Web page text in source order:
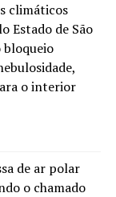
climáticos
Estado de São
bloqueio
o interior
de ar polar
o chamado